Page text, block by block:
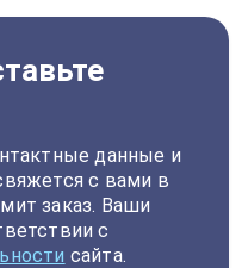
данные и
с вами в
заказ. Ваши
с
сайта.